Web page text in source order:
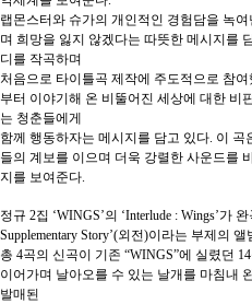
랩몬스터와 슈가의 개인적인 경험담을 녹
며 희망을 잃지 않겠다는 따뜻한 메시지를
디를 작곡하며
처음으로 타이틀곡 제작에 주도적으로 참여
부터 이야기해 온 비뚤어진 세상에 대한 비
는 청춘들에게
함께 행동하자는 메시지를 담고 있다. 이 곡
들의 계보를 이으며 더욱 강렬한 사운드를
지를 보여준다.
정규 2집 ‘WINGS’의 ‘Interlude : Wings’가
Supplementary Story’(외전)이라는 부제의 앨
총 4곡의 신곡이 기존 “WINGS”에 실렸던
이어가며 날아오를 수 있는 날개를 마침내
발매된